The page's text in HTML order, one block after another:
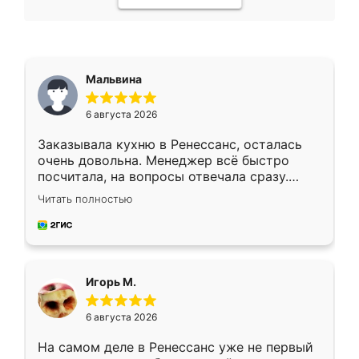
Мальвина
6 августа 2026
Заказывала кухню в Ренессанс, осталась
очень довольна. Менеджер всё быстро
посчитала, на вопросы отвечала сразу.
Замерщик приехал в субботу, подошёл к
делу со всей ответственностью. Собрали
за день, ребята работали аккуратно, даже
Читать полностью
Игорь М.
6 августа 2026
На самом деле в Ренессанс уже не первый